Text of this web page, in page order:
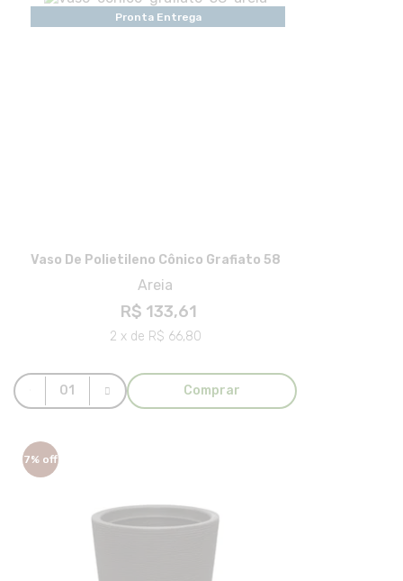
Pronta Entrega
Vaso De Polietileno Cônico Grafiato 58
Areia
R$ 133,61
2 x de R$ 66,80
Comprar
7% off